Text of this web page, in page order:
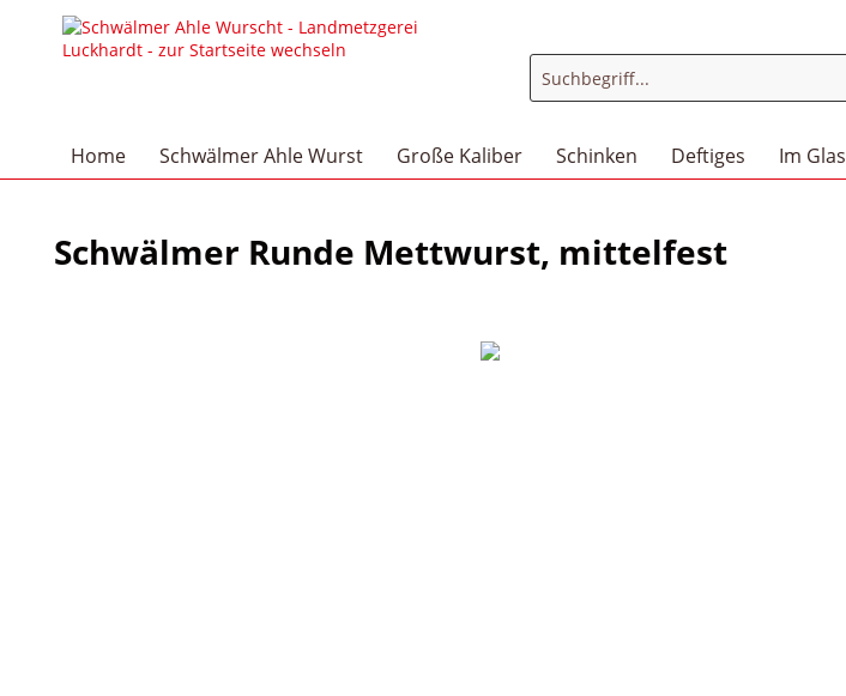
Home Schwälmer Ahle Wurst Große Kaliber Schinken Deftiges Im Glas
Schwälmer Runde Mettwurst, mittelfest